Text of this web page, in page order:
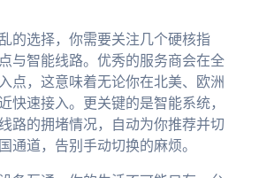
的选择，你需要关注几个硬核指
与智能线路。优秀的服务商会在全
点，这意味着无论你在北美、欧洲
快速接入。更关键的是智能系统，
路的拥堵情况，自动为你推荐并切
通道，告别手动切换的麻烦。